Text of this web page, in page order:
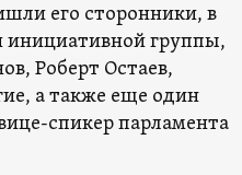
его сторонники, в
инициативной группы,
Роберт Остаев,
а также еще один
спикер парламента